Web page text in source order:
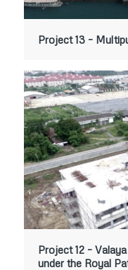
Project 13 –
Project 12 –
under the Royal